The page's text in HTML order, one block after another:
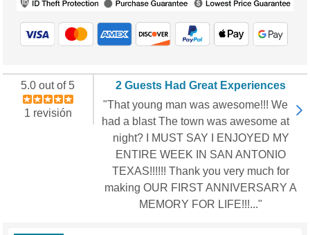
5.0 out of 5
1 revisión
2 Guests Had Great Experiences
"That young man was awesome!!! We
had a blast The town was awesome at
night? I MUST SAY I ENJOYED MY
ENTIRE WEEK IN SAN ANTONIO
TEXAS!!!!!! Thank you very much for
making OUR FIRST ANNIVERSARY A
MEMORY FOR LIFE!!!..."